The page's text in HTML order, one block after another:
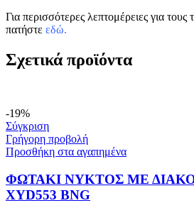
Για περισσότερες λεπτομέρειες για
πατήστε εδώ.
Σχετικά προϊόντα
-19%
Σύγκριση
Γρήγορη προβολή
Προσθήκη στα αγαπημένα
ΦΩΤΑΚΙ ΝΥΚΤΟΣ ΜΕ
XYD553 BNG